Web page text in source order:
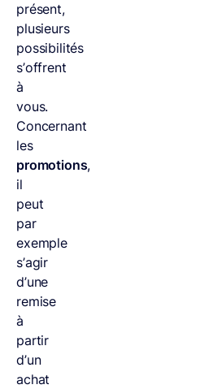
présent,
plusieurs
possibilités
s’offrent
à
vous.
Concernant
les
promotions,
il
peut
par
exemple
s’agir
d’une
remise
à
partir
d’un
achat